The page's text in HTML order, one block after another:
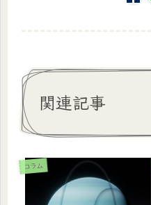
関連記事
コラム